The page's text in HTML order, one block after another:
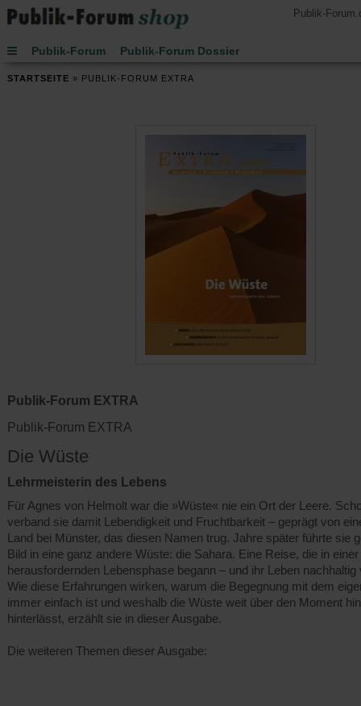
Publik-
Publik-Forum
Publik-Forum Dossier
Publik-Forum EXTRA
Publik-Forum Edition
STARTSEITE » PUBLIK-FORUM EXTRA
Publik-Forum EXTRA
Publik-Forum EXTRA
Die Wüste
Lehrmeisterin des Lebens
Für Agnes von Helmolt war die »Wüste« nie ein Ort der Leere.
verband sie damit Lebendigkeit und Fruchtbarkeit – geprägt von
Land bei Münster, das diesen Namen trug. Jahre später führte sie
Bild in eine ganz andere Wüste: die Sahara. Eine Reise, die in einer
herausfordernden Lebensphase begann – und ihr Leben nachhaltig
Wie diese Erfahrungen wirken, warum die Begegnung mit dem
immer einfach ist und weshalb die Wüste weit über den Moment
hinterlässt, erzählt sie in dieser Ausgabe.
Die weiteren Themen dieser Ausgabe: